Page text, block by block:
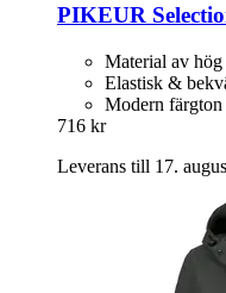
PIKEUR
Material av
Elastisk &
Modern färgton
716 kr
Leverans till 17.